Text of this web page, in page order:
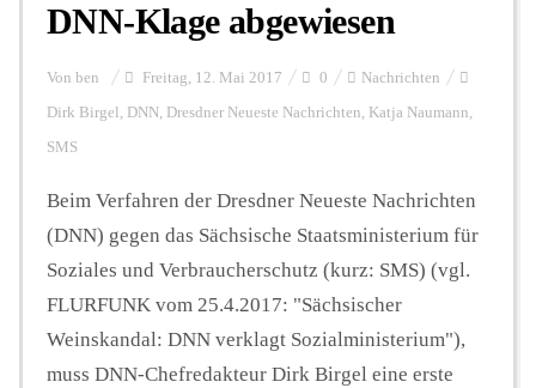
DNN-Klage abgewiesen
Von ben Freitag, 12. Mai 2017 0 Nachrichten
Dirk Birgel , DNN, Dresdner Neueste Nachrichten, Katja Naumann,
SMS
Beim Verfahren der Dresdner Neueste Nachrichten
(DNN) gegen das Sächsische Staatsministerium für
Soziales und Verbraucherschutz (kurz: SMS) (vgl.
FLURFUNK vom 25.4.2017: "Sächsischer
Weinskandal: DNN verklagt Sozialministerium"),
muss DNN-Chefredakteur Dirk Birgel eine erste